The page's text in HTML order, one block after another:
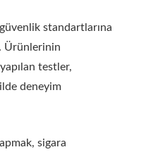
standartlarına
Ürünlerinin
testler,
deneyim
sigara